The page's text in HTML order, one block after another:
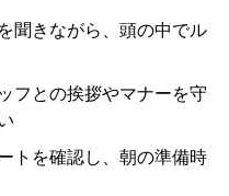
聞きながら、頭の中でル
フとの挨拶やマナーを守
トを確認し、朝の準備時